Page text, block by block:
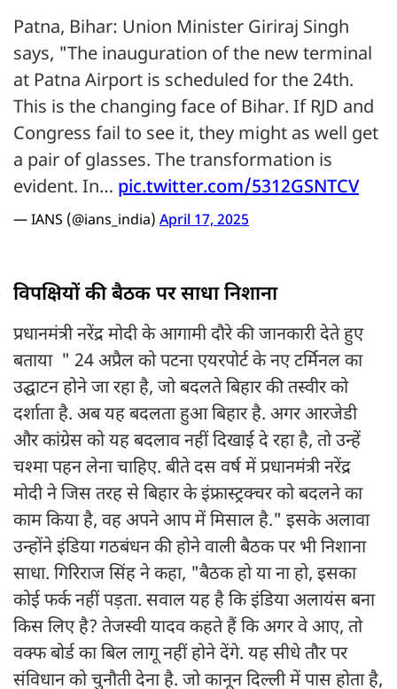
Patna, Bihar: Union Minister Giriraj Singh
says, "The inauguration of the new terminal
at Patna Airport is scheduled for the 24th.
This is the changing face of Bihar. If RJD and
Congress fail to see it, they might as well get
a pair of glasses. The transformation is
evident. In… pic.twitter.com/5312GSNTCV
— IANS (@ians_india) April 17, 2025
विपक्षियों की बैठक पर साधा निशाना
प्रधानमंत्री नरेंद्र मोदी के आगामी दौरे की जानकारी देते हुए
बताया " 24 अप्रैल को पटना एयरपोर्ट के नए टर्मिनल का
उद्घाटन होने जा रहा है, जो बदलते बिहार की तस्वीर को
दर्शाता है. अब यह बदलता हुआ बिहार है. अगर आरजेडी
और कांग्रेस को यह बदलाव नहीं दिखाई दे रहा है, तो उन्हें
चश्मा पहन लेना चाहिए. बीते दस वर्ष में प्रधानमंत्री नरेंद्र
मोदी ने जिस तरह से बिहार के इंफ्रास्ट्रक्चर को बदलने का
काम किया है, वह अपने आप में मिसाल है." इसके अलावा
उन्होंने इंडिया गठबंधन की होने वाली बैठक पर भी निशाना
साधा. गिरिराज सिंह ने कहा, "बैठक हो या ना हो, इसका
कोई फर्क नहीं पड़ता. सवाल यह है कि इंडिया अलायंस बना
किस लिए है? तेजस्वी यादव कहते हैं कि अगर वे आए, तो
वक्फ बोर्ड का बिल लागू नहीं होने देंगे. यह सीधे तौर पर
संविधान को चुनौती देना है. जो कानून दिल्ली में पास होता है,